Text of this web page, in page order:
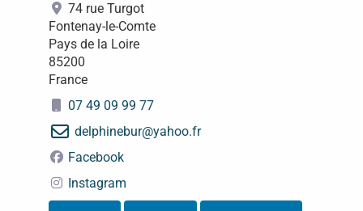
74 rue Turgot
Fontenay-le-Comte
Pays de la Loire
85200
France
07 49 09 99 77
delphinebur@yahoo.fr
Facebook
Instagram